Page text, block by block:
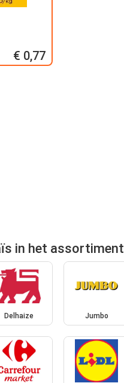
€ 0,77
in het assortiment
Delhaize Jumbo